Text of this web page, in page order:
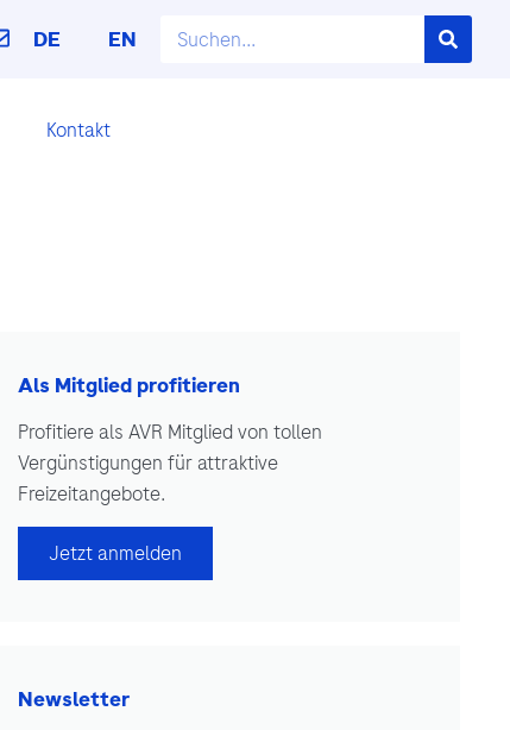
DE EN
Kontakt
Als Mitglied profitieren
Profitiere als AVR Mitglied von tollen
Vergünstigungen für attraktive
Freizeitangebote.
Jetzt anmelden
Newsletter